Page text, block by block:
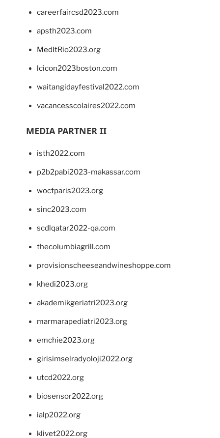
careerfaircsd2023.com
apsth2023.com
MedItRio2023.org
lcicon2023boston.com
waitangidayfestival2022.com
vacancesscolaires2022.com
MEDIA PARTNER II
isth2022.com
p2b2pabi2023-makassar.com
wocfparis2023.org
sinc2023.com
scdlqatar2022-qa.com
thecolumbiagrill.com
provisionscheeseandwineshoppe.com
khedi2023.org
akademikgeriatri2023.org
marmarapediatri2023.org
emchie2023.org
girisimselradyoloji2022.org
utcd2022.org
biosensor2022.org
ialp2022.org
klivet2022.org